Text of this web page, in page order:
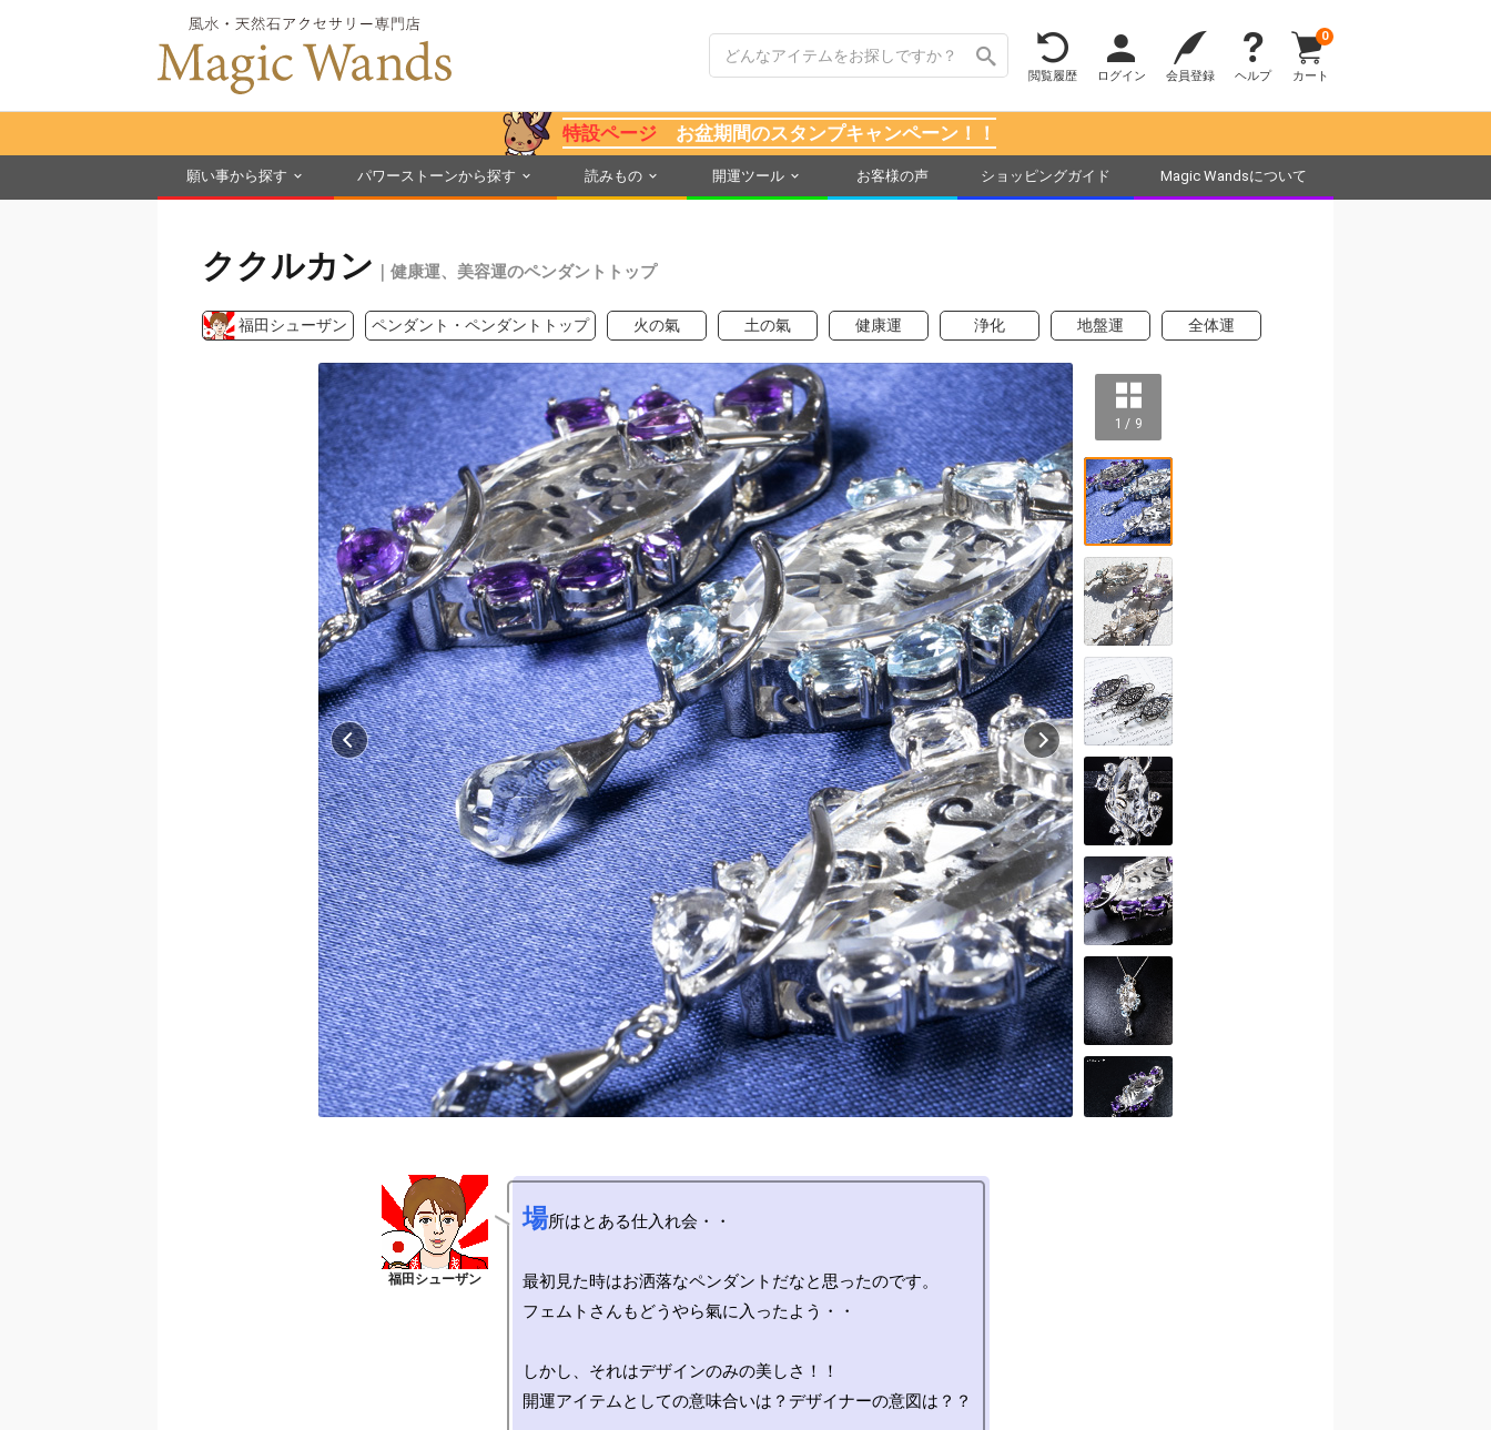
閲覧履歴 ログイン 会員登録 ヘルプ カート
0
特設ページ お盆期間のスタンプキャンペーン！！
願い事から探す パワーストーンから探す 読みもの 開運ツール お客様の声 ショッピングガイド Magic Wandsについて
ククルカン ｜健康運、美容運のペンダントトップ
福田シューザン ペンダント・ペンダントトップ 火の氣 土の氣 健康運 浄化 地盤運 全体運
1 / 9
場所はとある仕入れ会・・
最初見た時はお洒落なペンダントだなと思ったのです。
フェムトさんもどうやら氣に入ったよう・・
しかし、それはデザインのみの美しさ！！